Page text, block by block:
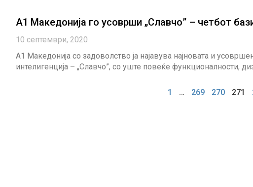
А1 Македонија го усоврши „Славчо” – четбот
10 септември, 2020
А1 Македонија со задоволство ја најавува најновата и
интелигенција – „Славчо”, со уште повеќе функционалности,
1 … 269 270 271